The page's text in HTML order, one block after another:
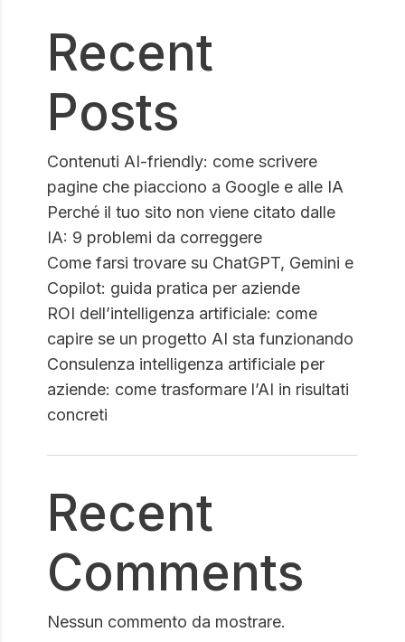
Recent
Posts
Contenuti AI-friendly: come scrivere
pagine che piacciono a Google e alle IA
Perché il tuo sito non viene citato dalle
IA: 9 problemi da correggere
Come farsi trovare su ChatGPT, Gemini e
Copilot: guida pratica per aziende
ROI dell’intelligenza artificiale: come
capire se un progetto AI sta funzionando
Consulenza intelligenza artificiale per
aziende: come trasformare l’AI in risultati
concreti
Recent
Comments
Nessun commento da mostrare.